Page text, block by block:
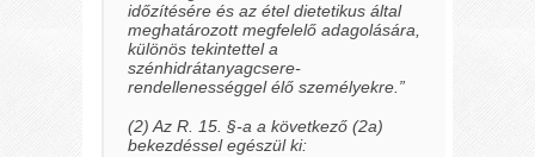
időzítésére és az étel dietetikus által
meghatározott megfelelő adagolására,
különös tekintettel a
szénhidrátanyagcsere-
rendellenességgel élő személyekre.”
(2) Az R. 15. §-a a következő (2a)
bekezdéssel egészül ki: